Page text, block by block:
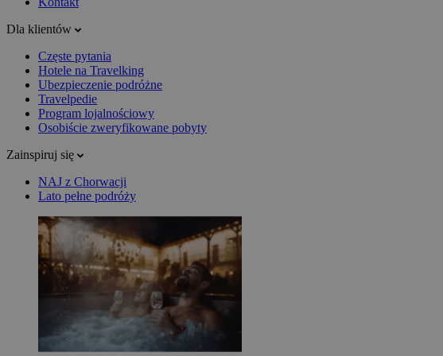
Dla klientów
Częste pytania
Hotele na Travelking
Ubezpieczenie podróżne
Travelpedie
Program lojalnościowy
Osobiście zweryfikowane pobyty
Zainspiruj się
NAJ z Chorwacji
Lato pełne podróży